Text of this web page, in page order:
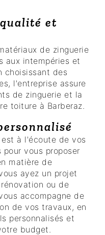
et
de zinguerie
aux intempéries et
choisissant des
l'entreprise assure
de zinguerie et la
toiture à Barberaz.
à l'écoute de vos
vous proposer
matière de
ayez un projet
ou de
accompagne de
de vos travaux, en
personnalisés et
budget.